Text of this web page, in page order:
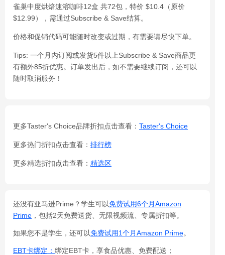
雀巢中度烘焙速溶咖啡12盒 共72包，特价 $10.4（原价
$12.99），需通过Subscribe & Save结算。
价格和促销代码可能随时改变或过期，有需要请尽快下单。
Tips: 一个月内订阅或发货5件以上Subscribe & Save商品更
有额外85折优惠。订单发出后，如不需要继续订阅，还可以
随时取消服务！
更多Taster's Choice品牌折扣点击查看： Taster's Choice
更多热门折扣点击查看： 排行榜
更多精选折扣点击查看： 精选区
还没有亚马逊Prime？学生可以免费试用6个月Amazon
Prime ，包括2天免费送货、无限视频流、专属折扣等。
如果您不是学生，还可以免费试用1个月Amazon Prime。
EBT卡绑定： 绑定EBT卡，享食品优惠、免费配送；